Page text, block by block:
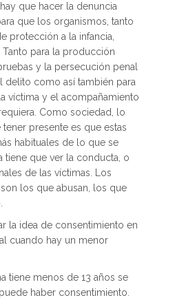
que hacer la denuncia
que los organismos, tanto
protección a la infancia,
Tanto para la producción
y la persecución penal
delito como así también para
víctima y el acompañamiento
Como sociedad, lo
presente es que estas
habituales de lo que se
tiene que ver la conducta, o
de las víctimas. Los
los que abusan, los que
la idea de consentimiento en
cuando hay un menor
tiene menos de 13 años se
haber consentimiento.